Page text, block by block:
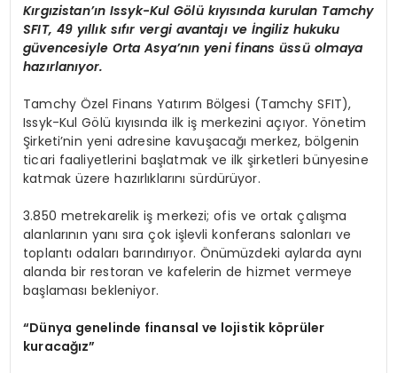
Kırgızistan’ın Issyk-Kul Gölü kıyısında kurulan Tamchy
SFIT, 49 yıllık sıfır vergi avantajı ve İngiliz hukuku
güvencesiyle Orta Asya’nın yeni finans üssü olmaya
hazırlanıyor.
Tamchy Özel Finans Yatırım Bölgesi (Tamchy SFIT),
Issyk-Kul Gölü kıyısında ilk iş merkezini açıyor. Yönetim
Şirketi’nin yeni adresine kavuşacağı merkez, bölgenin
ticari faaliyetlerini başlatmak ve ilk şirketleri bünyesine
katmak üzere hazırlıklarını sürdürüyor.
3.850 metrekarelik iş merkezi; ofis ve ortak çalışma
alanlarının yanı sıra çok işlevli konferans salonları ve
toplantı odaları barındırıyor. Önümüzdeki aylarda aynı
alanda bir restoran ve kafelerin de hizmet vermeye
başlaması bekleniyor.
“Dünya genelinde finansal ve lojistik köprüler
kuracağız”